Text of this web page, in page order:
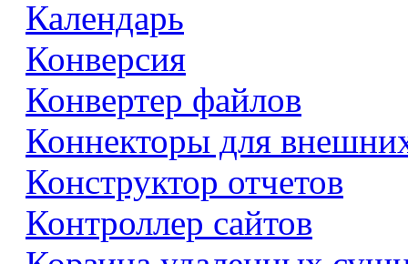
Календарь
Конверсия
Конвертер файлов
Коннекторы для
Конструктор отчетов
Контроллер сайтов